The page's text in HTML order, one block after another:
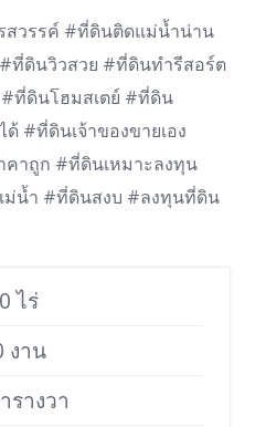
วรรค์ #ที่ดินติดแม่น้ำน่าน
ดินวิวสวย #ที่ดินทำรีสอร์ต
ที่ดินโฮมสเตย์ #ที่ดิน
#ที่ดินเจ้าของขายเอง
าถูก #ที่ดินเหมาะลงทุน
น้ำ #ที่ดินสงบ #ลงทุนที่ดิน
0 ไร่
งาน
รางวา